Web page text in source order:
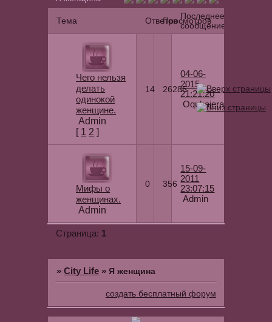
Тема ОтветовПросмотров
Последнее
сообщение
Чего нельзя
делать
одинокой
женщине.
Admin
[ 1 2 ]
14 26285
04-06-
2015
21:21:20
Oqukajera
Мифы о
женщинах.
Admin
0 356
15-09-
2011
23:07:15
Admin
Страница: 1
»City Life »Я женщина
создать бесплатный форум